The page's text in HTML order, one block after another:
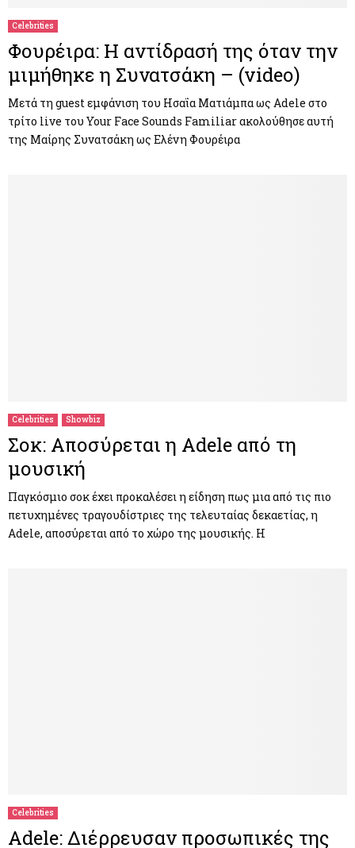
Celebrities
Φουρέιρα: Η αντίδρασή της όταν την
μιμήθηκε η Συνατσάκη – (videο)
Μετά τη guest εμφάνιση του Ησαΐα Ματιάμπα ως Adele στο
τρίτο live του Your Face Sounds Familiar ακολούθησε αυτή
της Μαίρης Συνατσάκη ως Ελένη Φουρέιρα
Celebrities Showbiz
Σοκ: Αποσύρεται η Adele από τη
μουσική
Παγκόσμιο σοκ έχει προκαλέσει η είδηση πως μια από τις πιο
πετυχημένες τραγουδίστριες της τελευταίας δεκαετίας, η
Adele, αποσύρεται από το χώρο της μουσικής. Η
Celebrities
Adele: Διέρρευσαν προσωπικές της